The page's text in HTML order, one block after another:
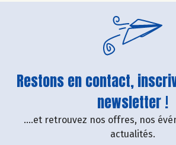
Restons en contact,
newsletter !
....et retrouvez nos offres, nos
actualités.